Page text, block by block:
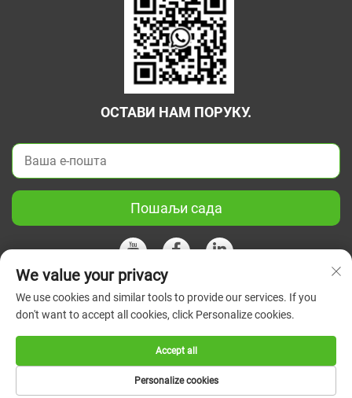
ОСТАВИ НАМ ПОРУКУ.
Пошаљи сада
Ауторско право © 2026 Кина Јиангсу Зелени Унион Научни
приватности
We value your privacy
We use cookies and similar tools to provide our services. If you
don't want to accept all cookies, click Personalize cookies.
Personalize cookies
Accept all